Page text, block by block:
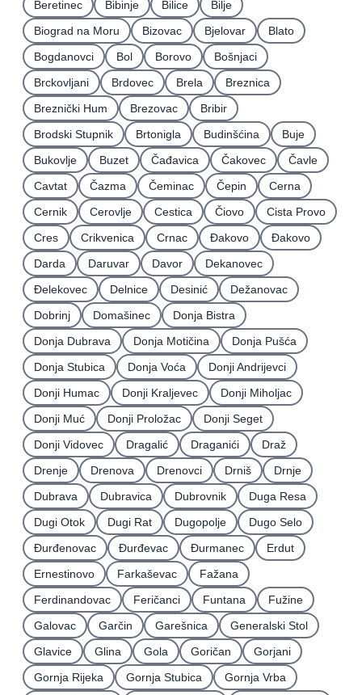
Beretinec
Bibinje Bilice
Bilje
Biograd na Moru
Bizovac Bjelovar
Blato
Bogdanovci
Bol Borovo
Bošnjaci
Brckovljani
Brdovec Brela
Breznica
Breznički Hum
Brezovac
Bribir
Brodski Stupnik
Brtonigla Budinšćina
Buje
Bukovlje
Buzet Čađavica Čakovec
Čavle
Cavtat
Čazma Čeminac Čepin
Cerna
Cernik
Cerovlje Cestica Čiovo
Cista Provo
Cres
Crikvenica Crnac Đakovo
Ðakovo
Darda
Daruvar Davor
Dekanovec
Ðelekovec
Delnice Desinić
Dežanovac
Dobrinj
Domašinec
Donja Bistra
Donja Dubrava
Donja Motičina
Donja Pušća
Donja Stubica
Donja Voća
Donji Andrijevci
Donji Humac
Donji Kraljevec
Donji Miholjac
Donji Muć
Donji Proložac
Donji Seget
Donji Vidovec
Dragalić Draganići
Draž
Drenje
Drenova Drenovci Drniš
Drnje
Dubrava
Dubravica Dubrovnik
Duga Resa
Dugi Otok
Dugi Rat Dugopolje
Dugo Selo
Ðurđenovac
Ðurđevac Ðurmanec
Erdut
Ernestinovo
Farkaševac
Fažana
Ferdinandovac
Feričanci Funtana
Fužine
Galovac
Garčin Garešnica
Generalski Stol
Glavice
Glina Gola Goričan
Gorjani
Gornja Rijeka
Gornja Stubica
Gornja Vrba